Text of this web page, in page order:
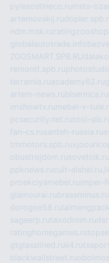
pylesostineco.ru msts-
artemovskij.ru
ndm.msk.ru
globalautotrade.info
ZOOSMART.SPB.RU
remontt.spb.ru
terramia.ruacademy62.ru
artem-news.rubiserinca.ru
imshowtv.ru mebel-v-
pcsecurity.net.rutool-
fan-cs.rusanteh-russia.ru
tmmotors.spb.ru
obustrojdom.rusovetcik.ru
ppknews.rucult-alshei.ru
proekciyamebel.ru imper-
glamourai.rubrassminus.ru
dorogoe58.ru
sageerp.rutaxodrom.ru
ratinghomegames.ru
gtglasslined.ru ii4.ru
blackwallstreet.ru